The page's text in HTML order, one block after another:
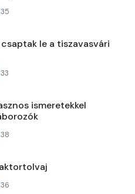
35
le a tiszavasvári
33
ismeretekkel
38
36